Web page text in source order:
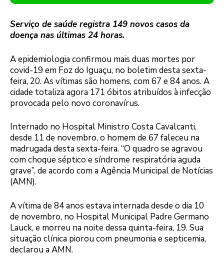
Serviço de saúde registra 149 novos casos da
doença nas últimas 24 horas.
A epidemiologia confirmou mais duas mortes por
covid-19 em Foz do Iguaçu, no boletim desta sexta-
feira, 20. As vítimas são homens, com 67 e 84 anos. A
cidade totaliza agora 171 óbitos atribuídos à infecção
provocada pelo novo coronavírus.
Internado no Hospital Ministro Costa Cavalcanti,
desde 11 de novembro, o homem de 67 faleceu na
madrugada desta sexta-feira. “O quadro se agravou
com choque séptico e síndrome respiratória aguda
grave”, de acordo com a Agência Municipal de Notícias
(AMN).
A vítima de 84 anos estava internada desde o dia 10
de novembro, no Hospital Municipal Padre Germano
Lauck, e morreu na noite dessa quinta-feira, 19. Sua
situação clínica piorou com pneumonia e septicemia,
declarou a AMN.